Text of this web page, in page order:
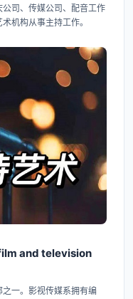
司、传媒公司、配音工作
机构从事主持工作。
and television
一。影视传媒系拥有编